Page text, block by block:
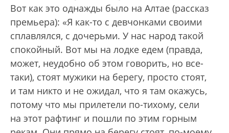
Вот как это однажды было на Алтае (рассказ
премьера): «Я как-то с девчонками своими
сплавлялся, с дочерьми. У нас народ такой
спокойный. Вот мы на лодке едем (правда,
может, неудобно об этом говорить, но все-
таки), стоят мужики на берегу, просто стоят,
и там никто и не ожидал, что я там окажусь,
потому что мы прилетели по-тихому, сели
на этот рафтинг и пошли по этим горным